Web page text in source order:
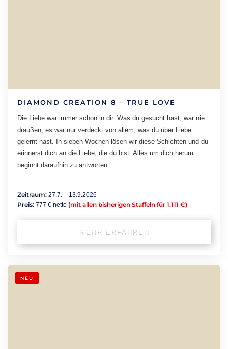
DIAMOND CREATION 8 – TRUE LOVE
Die Liebe war immer schon in dir. Was du gesucht hast, war nie
draußen, es war nur verdeckt von allem, was du über Liebe
gelernt hast. In sieben Wochen lösen wir diese Schichten und du
erinnerst dich an die Liebe, die du bist. Alles um dich herum
beginnt daraufhin zu antworten.
Zeitraum: 27.7. – 13.9.2026
Preis: 777 € netto (mit allen bisherigen Staffeln für 1.111 €)
MEHR ERFAHREN
NEU